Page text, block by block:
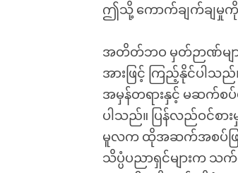
ဤသို့ ကောက်ချက်ချမှုကို
အတိတ်ဘဝ မှတ်ဉာဏ်မျာ
အားဖြင့် ကြည့်နိုင်ပါသ
အမှန်တရားနှင့် မဆက်စ
ပါသည်။ ပြန်လည်ဝင်
မူလက ထိုအဆက်အစပ်ဖြင့်
သိပ္ပံပညာရှင်များက